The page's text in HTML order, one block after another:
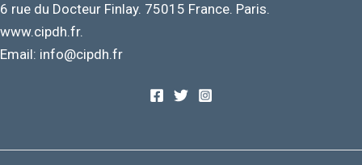
6 rue du Docteur Finlay. 75015 France. Paris.
www.cipdh.fr.
Email: info@cipdh.fr